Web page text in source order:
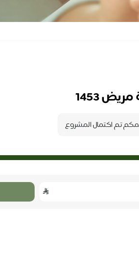
1453
تم اكتمال المشروع